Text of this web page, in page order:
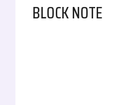
BLOCK NOTE